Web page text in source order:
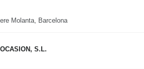
Molanta, Barcelona
S.L.